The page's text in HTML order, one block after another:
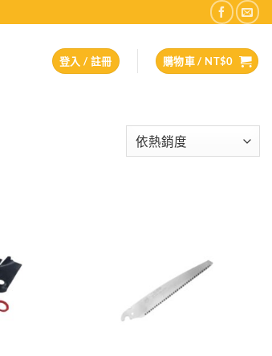
登入 / 註冊 購物車 / NT$0